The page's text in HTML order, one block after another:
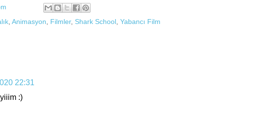
Animasyon Filmler, Shark School Yabancı Film
22:31
:)